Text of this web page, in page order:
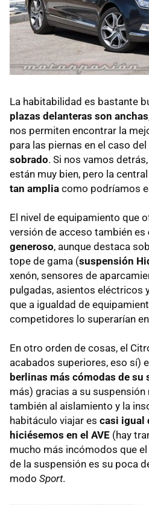
La habitabilidad es bastante
plazas delanteras son anchas
nos permiten encontrar la
para las piernas en el caso
sobrado. Si nos vamos
están muy bien, pero la
tan amplia como podríamos
El nivel de equipamiento que
versión de acceso también es
generoso, aunque destaca
tope de gama (suspensión
xenón, sensores de
pulgadas, asientos eléctricos
que a igualdad de
competidores lo superarían
En otro orden de cosas, el
acabados superiores, eso sí)
berlinas más cómodas de su
más) gracias a su suspensión
también al aislamiento y la
habitáculo viajar es casi igual
hiciésemos en el AVE (hay
mucho más incómodos que
de la suspensión es su poca
modo Sport.